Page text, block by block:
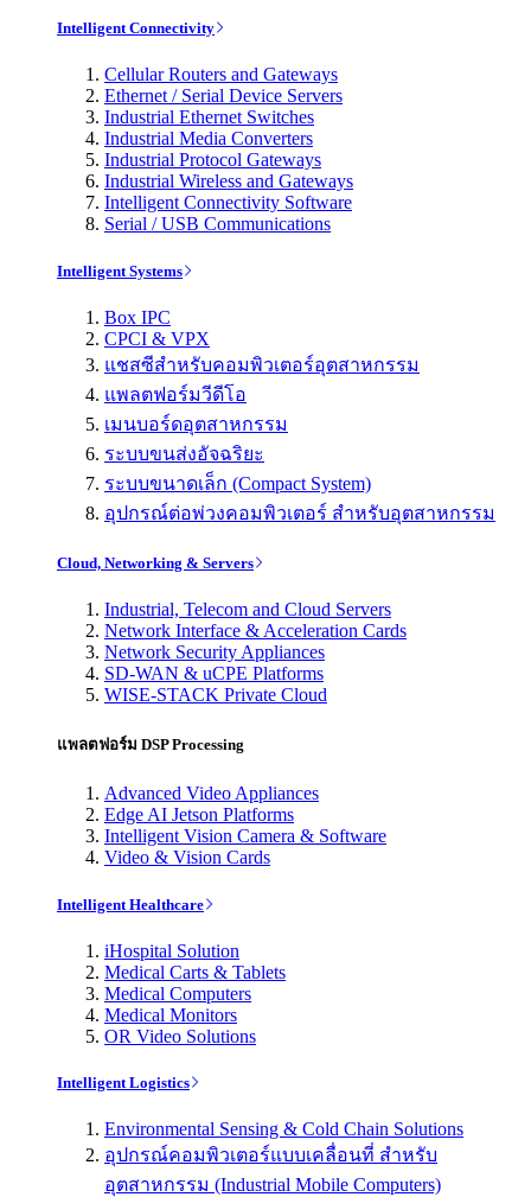
Intelligent Connectivity
Cellular Routers and Gateways
Ethernet / Serial Device Servers
Industrial Ethernet Switches
Industrial Media Converters
Industrial Protocol Gateways
Industrial Wireless and Gateways
Intelligent Connectivity Software
Serial / USB Communications
Intelligent Systems
Box IPC
CPCI & VPX
แชสซีสำหรับคอมพิวเตอร์อุตสาหกรรม
แพลตฟอร์มวีดีโอ
เมนบอร์ดอุตสาหกรรม
ระบบขนส่งอัจฉริยะ
ระบบขนาดเล็ก (Compact System)
อุปกรณ์ต่อพ่วงคอมพิวเตอร์ สำหรับอุตสาหกรรม
Cloud, Networking & Servers
Industrial, Telecom and Cloud Servers
Network Interface & Acceleration Cards
Network Security Appliances
SD-WAN & uCPE Platforms
WISE-STACK Private Cloud
แพลตฟอร์ม DSP Processing
Advanced Video Appliances
Edge AI Jetson Platforms
Intelligent Vision Camera & Software
Video & Vision Cards
Intelligent Healthcare
iHospital Solution
Medical Carts & Tablets
Medical Computers
Medical Monitors
OR Video Solutions
Intelligent Logistics
Environmental Sensing & Cold Chain Solutions
อุปกรณ์คอมพิวเตอร์แบบเคลื่อนที่ สำหรับ
อุตสาหกรรม (Industrial Mobile Computers)